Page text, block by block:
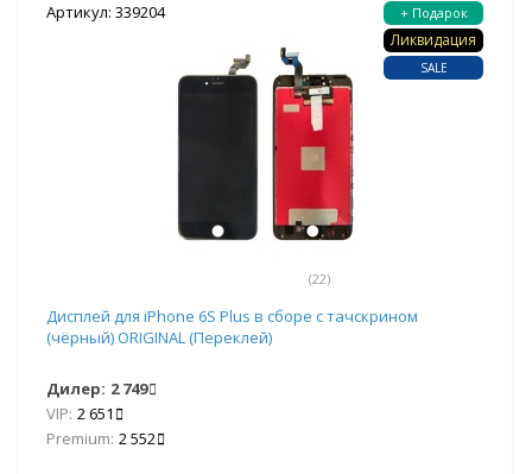
Артикул: 339204
(22)
+ Подарок
Ликвидация
SALE
Дисплей для iPhone 6S Plus в сборе с тачскрином
(чёрный) ORIGINAL (Переклей)
Дилер: 2 749
VIP: 2 651
Premium: 2 552